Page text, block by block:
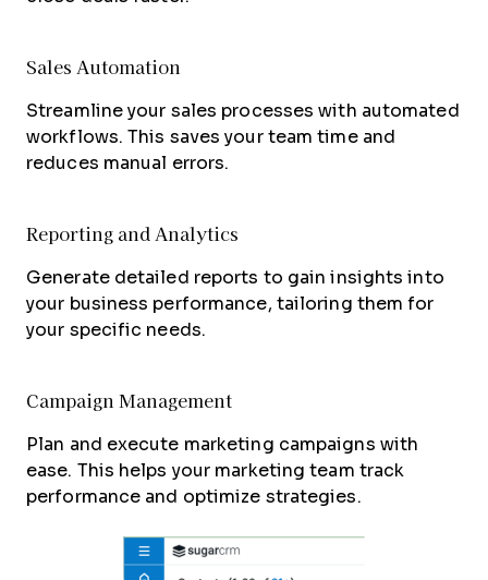
Sales Automation
Streamline your sales processes with automated
workflows. This saves your team time and
reduces manual errors.
Reporting and Analytics
Generate detailed reports to gain insights into
your business performance, tailoring them for
your specific needs.
Campaign Management
Plan and execute marketing campaigns with
ease. This helps your marketing team track
performance and optimize strategies.